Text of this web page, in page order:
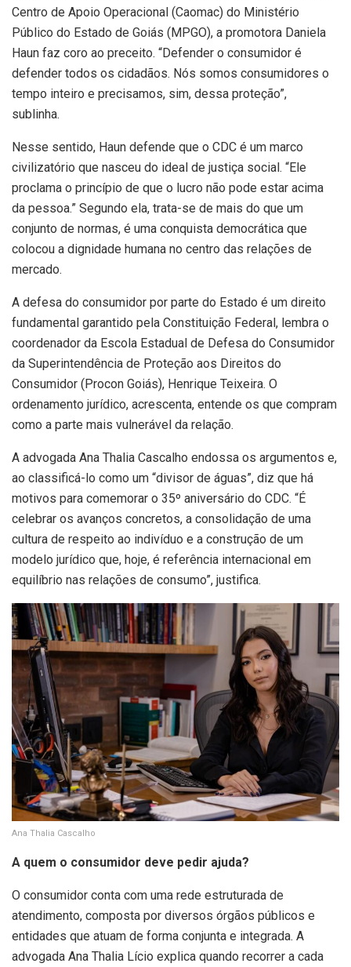
Centro de Apoio Operacional (Caomac) do Ministério
Público do Estado de Goiás (MPGO), a promotora Daniela
Haun faz coro ao preceito. “Defender o consumidor é
defender todos os cidadãos. Nós somos consumidores o
tempo inteiro e precisamos, sim, dessa proteção”,
sublinha.
Nesse sentido, Haun defende que o CDC é um marco
civilizatório que nasceu do ideal de justiça social. “Ele
proclama o princípio de que o lucro não pode estar acima
da pessoa.” Segundo ela, trata-se de mais do que um
conjunto de normas, é uma conquista democrática que
colocou a dignidade humana no centro das relações de
mercado.
A defesa do consumidor por parte do Estado é um direito
fundamental garantido pela Constituição Federal, lembra o
coordenador da Escola Estadual de Defesa do Consumidor
da Superintendência de Proteção aos Direitos do
Consumidor (Procon Goiás), Henrique Teixeira. O
ordenamento jurídico, acrescenta, entende os que compram
como a parte mais vulnerável da relação.
A advogada Ana Thalia Cascalho endossa os argumentos e,
ao classificá-lo como um “divisor de águas”, diz que há
motivos para comemorar o 35º aniversário do CDC. “É
celebrar os avanços concretos, a consolidação de uma
cultura de respeito ao indivíduo e a construção de um
modelo jurídico que, hoje, é referência internacional em
equilíbrio nas relações de consumo”, justifica.
Ana Thalia Cascalho
A quem o consumidor deve pedir ajuda?
O consumidor conta com uma rede estruturada de
atendimento, composta por diversos órgãos públicos e
entidades que atuam de forma conjunta e integrada. A
advogada Ana Thalia Lício explica quando recorrer a cada